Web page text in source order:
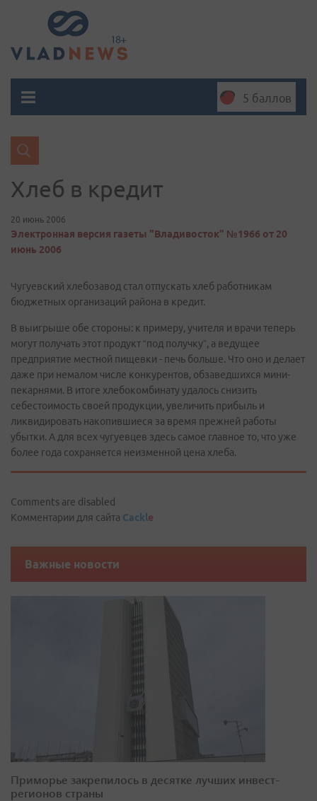
5 баллов
Хлеб в кредит
20 июнь 2006
Электронная версия газеты "Владивосток" №1966 от 20
июнь 2006
Чугуевский хлебозавод стал отпускать хлеб работникам
бюджетных организаций района в кредит.
В выигрыше обе стороны: к примеру, учителя и врачи теперь
могут получать этот продукт “под получку”, а ведущее
предприятие местной пищевки - печь больше. Что оно и делает
даже при немалом числе конкурентов, обзаведшихся мини-
пекарнями. В итоге хлебокомбинату удалось снизить
себестоимость своей продукции, увеличить прибыль и
ликвидировать накопившиеся за время прежней работы
убытки. А для всех чугуевцев здесь самое главное то, что уже
более года сохраняется неизменной цена хлеба.
Comments are disabled
Комментарии для сайта Cackle
Важные новости
Приморье закрепилось в десятке лучших инвест-
регионов страны